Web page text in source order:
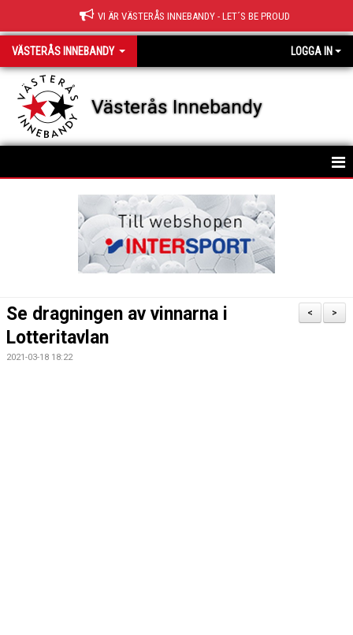
VI ÄR VÄSTERÅS INNEBANDY - LET´S BE PROUD
VÄSTERÅS INNEBANDY LOGGA IN
Västerås Innebandy
KLUBBFAKTA
>
<
Se dragningen av vinnarna i
Lotteritavlan
2021-03-18 18:22